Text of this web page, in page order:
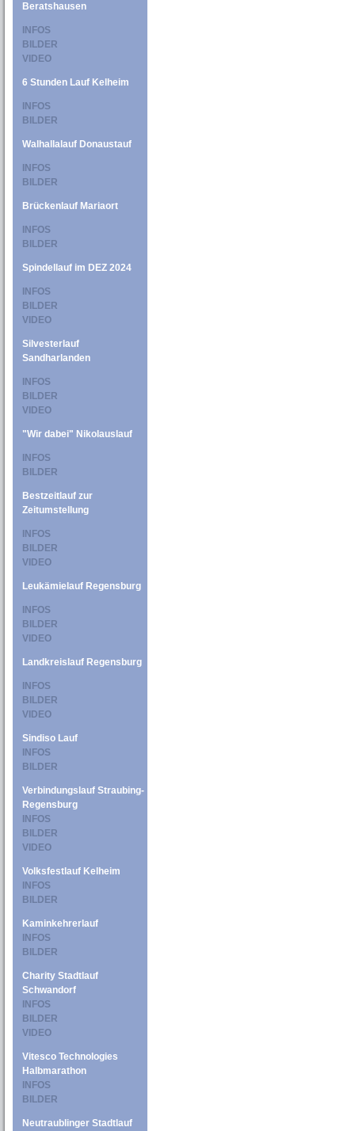
Beratshausen
INFOS
BILDER
VIDEO
6 Stunden Lauf Kelheim
INFOS
BILDER
Walhallalauf Donaustauf
INFOS
BILDER
Brückenlauf Mariaort
INFOS
BILDER
Spindellauf im DEZ 2024
INFOS
BILDER
VIDEO
Silvesterlauf
Sandharlanden
INFOS
BILDER
VIDEO
"Wir dabei" Nikolauslauf
INFOS
BILDER
Bestzeitlauf zur
Zeitumstellung
INFOS
BILDER
VIDEO
Leukämielauf Regensburg
INFOS
BILDER
VIDEO
Landkreislauf Regensburg
INFOS
BILDER
VIDEO
Sindiso Lauf
INFOS
BILDER
Verbindungslauf Straubing-
Regensburg
INFOS
BILDER
VIDEO
Volksfestlauf Kelheim
INFOS
BILDER
Kaminkehrerlauf
INFOS
BILDER
Charity Stadtlauf
Schwandorf
INFOS
BILDER
VIDEO
Vitesco Technologies
Halbmarathon
INFOS
BILDER
Neutraublinger Stadtlauf